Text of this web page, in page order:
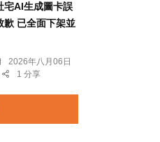
宅AI生成圖卡誤
歉 已全面下架並
2026年八月06日
1 分享